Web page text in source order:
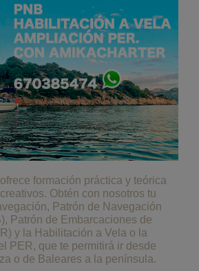
formación práctica y teórica
Obtén con nosotros tu
Patrón de Navegación
Patrón de Embarcaciones de
y la Habilitación a Vela o la
PER, que te permitirá ir desde
o de Baleares a la península.